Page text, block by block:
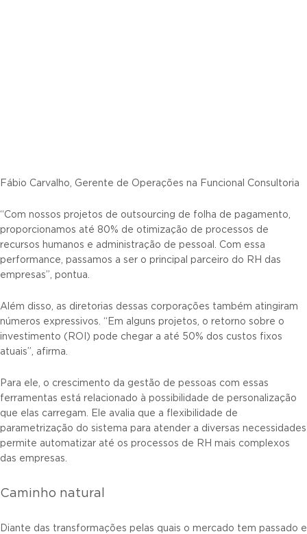
Fábio Carvalho, Gerente de Operações na Funcional Consultoria
“Com nossos projetos de outsourcing de folha de pagamento,
proporcionamos até 80% de otimização de processos de
recursos humanos e administração de pessoal. Com essa
performance, passamos a ser o principal parceiro do RH das
empresas”, pontua.
Além disso, as diretorias dessas corporações também atingiram
números expressivos. “Em alguns projetos, o retorno sobre o
investimento (ROI) pode chegar a até 50% dos custos fixos
atuais”, afirma.
Para ele, o crescimento da gestão de pessoas com essas
ferramentas está relacionado à possibilidade de personalização
que elas carregam. Ele avalia que a flexibilidade de
parametrização do sistema para atender a diversas necessidades
permite automatizar até os processos de RH mais complexos
das empresas.
Caminho natural
Diante das transformações pelas quais o mercado tem passado e